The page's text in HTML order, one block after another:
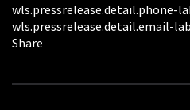
wls.pressrelease.detail.phone-
wls.pressrelease.detail.email-
Share